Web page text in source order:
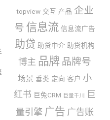
topview 交互 产品 企业
号 信息流 信息流广告
助贷 助贷中介 助贷机构
博主 品牌 品牌号
场景 垂类 定向 客户 小
红书 巨兔CRM 巨量千川
巨
量引擎 广告 广告账